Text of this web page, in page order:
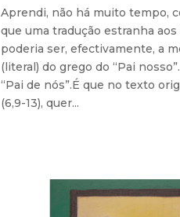
Aprendi, não há muito tempo,
que uma tradução estranha
poderia ser, efectivamente, a
(literal) do grego do “Pai
“Pai de nós”.É que no texto
(6,9-13), quer...